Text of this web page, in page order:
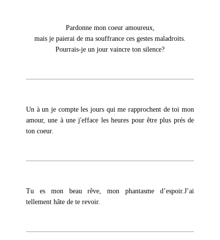
Pardonne mon coeur amoureux,
mais je paierai de ma souffrance ces gestes maladroits.
Pourrais-je un jour vaincre ton silence?
Un à un je compte les jours qui me rapprochent de toi mon
amour, une à une j'efface les heures pour être plus prés de
ton coeur.
Tu es mon beau rêve, mon phantasme d’espoir.J’ai
tellement hâte de te revoir.